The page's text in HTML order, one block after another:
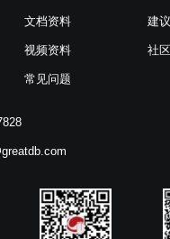
文档资料
视频资料
常见问题
建
社